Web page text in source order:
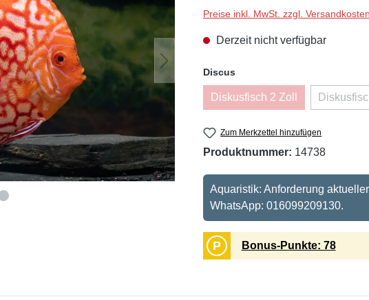
Preise inkl. MwSt. zzgl. Versandkosten
Derzeit nicht verfügbar
Discusauswählen
Diskusfisch 2 Zoll
(Diese Option ist zurzeit
Zum Merkzettel hinzufügen
Produktnummer: 14738
Aquaristik: Anforderung
WhatsApp: 016099209130.
P Bonus-Punkte: 78